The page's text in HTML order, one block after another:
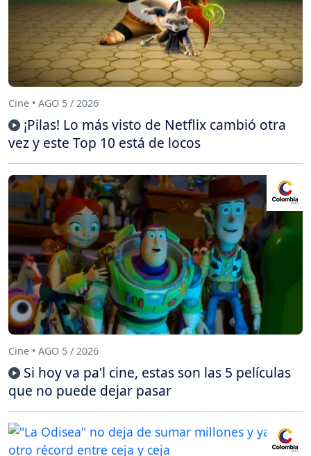
Cine • AGO 5 / 2026
¡Pilas! Lo más visto de Netflix cambió otra
vez y este Top 10 está de locos
Cine • AGO 5 / 2026
Si hoy va pa'l cine, estas son las 5 películas
que no puede dejar pasar